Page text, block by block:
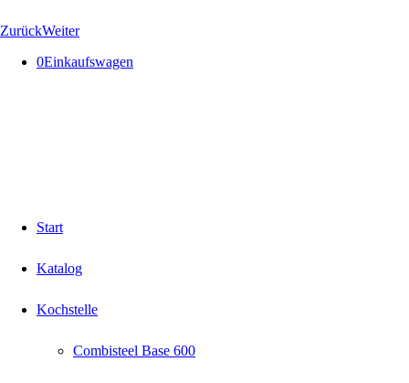
ZurückWeiter
0Einkaufswagen
Start
Katalog
Kochstelle
Combisteel Base 600